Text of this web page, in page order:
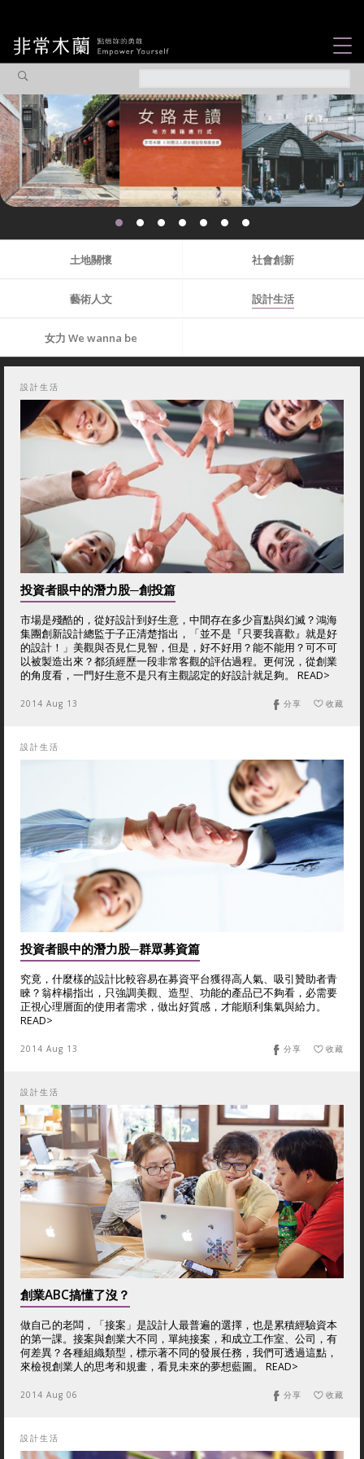
觀點專欄
焦點企劃
認識我們
土地關懷 社會創新
藝術人文 設計生活
女力 We wanna be
設計生活
投資者眼中的潛力股─創投篇
市場是殘酷的，從好設計到好生意，中間存在多少盲點與幻滅？鴻海
集團創新設計總監于子正清楚指出，「並不是『只要我喜歡』就是好
的設計！」美觀與否見仁見智，但是，好不好用？能不能用？可不可
以被製造出來？都須經歷一段非常客觀的評估過程。更何況，從創業
的角度看，一門好生意不是只有主觀認定的好設計就足夠。 READ>
2014 Aug 13 收藏
分享
設計生活
投資者眼中的潛力股─群眾募資篇
究竟，什麼樣的設計比較容易在募資平台獲得高人氣、吸引贊助者青
睞？翁梓楊指出，只強調美觀、造型、功能的產品已不夠看，必需要
正視心理層面的使用者需求，做出好質感，才能順利集氣與給力。
READ>
2014 Aug 13 收藏
分享
設計生活
創業ABC搞懂了沒？
做自己的老闆，「接案」是設計人最普遍的選擇，也是累積經驗資本
的第一課。接案與創業大不同，單純接案，和成立工作室、公司，有
何差異？各種組織類型，標示著不同的發展任務，我們可透過這點，
來檢視創業人的思考和規畫，看見未來的夢想藍圖。 READ>
2014 Aug 06 收藏
分享
設計生活